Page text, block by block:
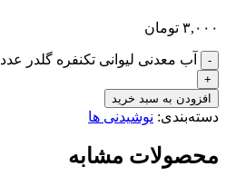
۳,۰۰۰ تومان
آب معدنی لیوانی تکنفره گلدر عدد
افزودن به سبد خرید
دسته‌بندی: نوشیدنی ها
محصولات مشابه